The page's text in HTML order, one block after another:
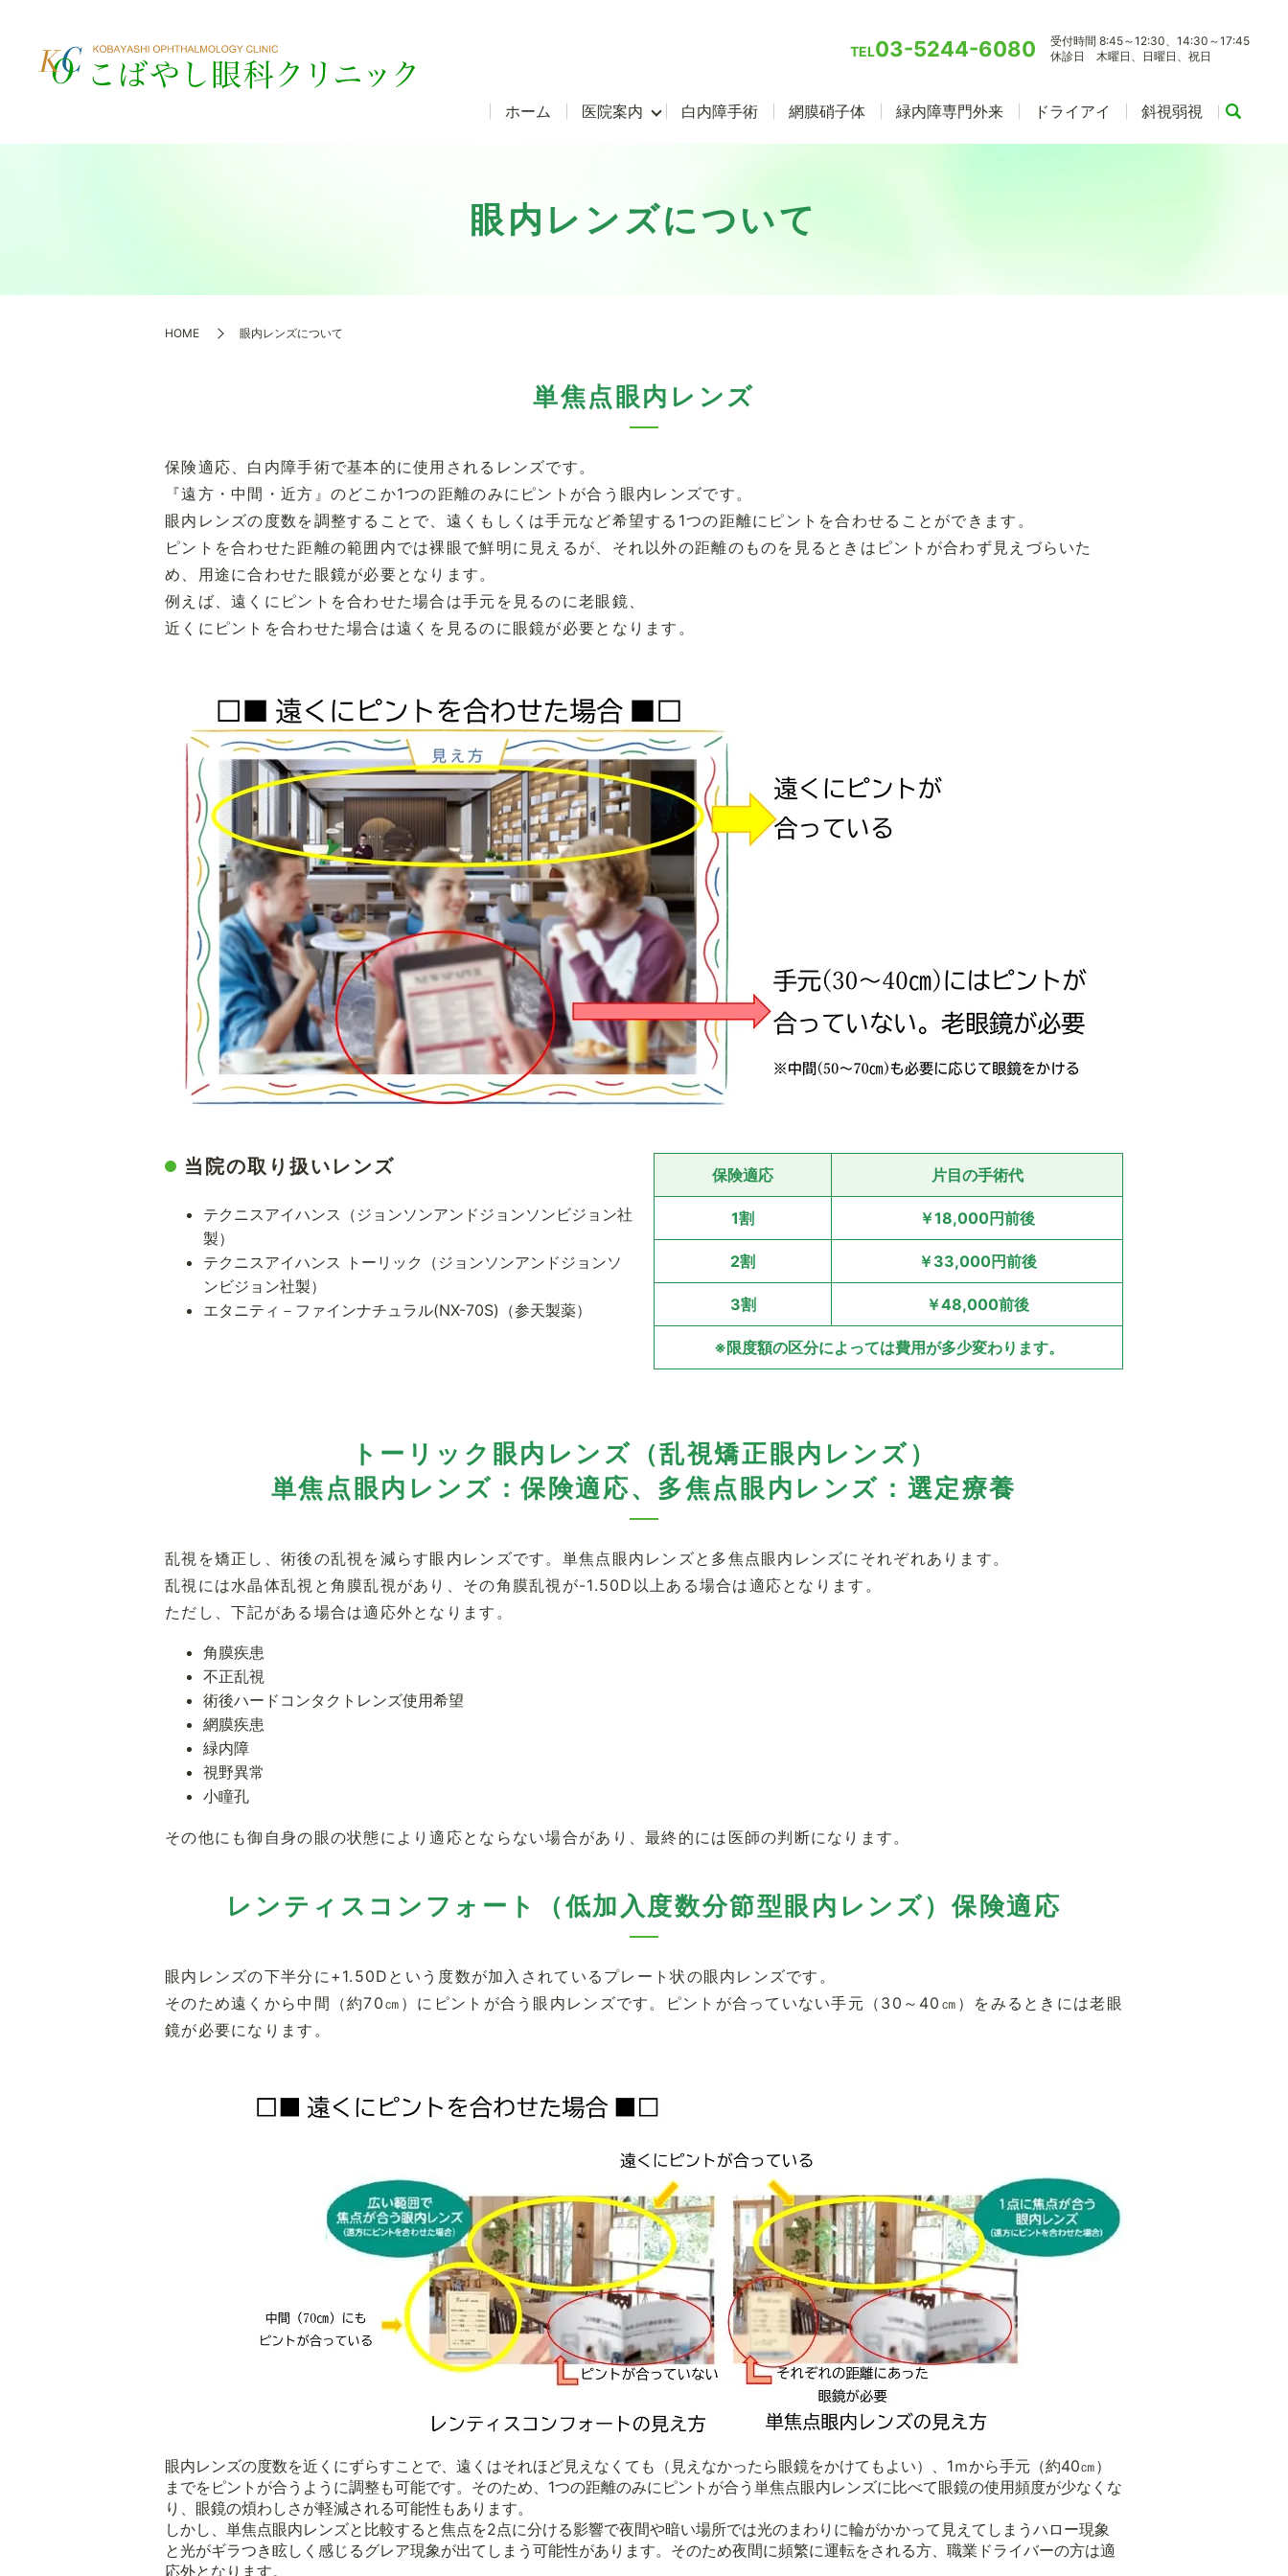
TEL03-5244-6080
受付時間 8:45～12:30、14:30～17:45
休診日 木曜日、日曜日、祝日
ホーム 医院案内 白内障手術 網膜硝子体 緑内障専門外来 ドライアイ 斜視弱視
眼内レンズについて
HOME 眼内レンズについて
単焦点眼内レンズ
保険適応、白内障手術で基本的に使用されるレンズです。
『遠方・中間・近方』のどこか1つの距離のみにピントが合う眼内レンズです。
眼内レンズの度数を調整することで、遠くもしくは手元など希望する1つの距離にピントを合わせることができます。
ピントを合わせた距離の範囲内では裸眼で鮮明に見えるが、それ以外の距離のものを見るときはピントが合わず見えづらいた
め、用途に合わせた眼鏡が必要となります。
例えば、遠くにピントを合わせた場合は手元を見るのに老眼鏡、
近くにピントを合わせた場合は遠くを見るのに眼鏡が必要となります。
当院の取り扱いレンズ
テクニスアイハンス（ジョンソンアンドジョンソンビジョン社
製）
テクニスアイハンス トーリック（ジョンソンアンドジョンソ
ンビジョン社製）
エタニティ－ファインナチュラル(NX-70S)（参天製薬）
保険適応 片目の手術代
1割 ￥18,000円前後
2割 ￥33,000円前後
3割 ￥48,000前後
※限度額の区分によっては費用が多少変わります。
トーリック眼内レンズ（乱視矯正眼内レンズ）
単焦点眼内レンズ：保険適応、多焦点眼内レンズ：選定療養
乱視を矯正し、術後の乱視を減らす眼内レンズです。単焦点眼内レンズと多焦点眼内レンズにそれぞれあります。
乱視には水晶体乱視と角膜乱視があり、その角膜乱視が-1.50D以上ある場合は適応となります。
ただし、下記がある場合は適応外となります。
角膜疾患
不正乱視
術後ハードコンタクトレンズ使用希望
網膜疾患
緑内障
視野異常
小瞳孔
その他にも御自身の眼の状態により適応とならない場合があり、最終的には医師の判断になります。
レンティスコンフォート（低加入度数分節型眼内レンズ）保険適応
眼内レンズの下半分に+1.50Dという度数が加入されているプレート状の眼内レンズです。
そのため遠くから中間（約70㎝）にピントが合う眼内レンズです。ピントが合っていない手元（30～40㎝）をみるときには老眼
鏡が必要になります。
眼内レンズの度数を近くにずらすことで、遠くはそれほど見えなくても（見えなかったら眼鏡をかけてもよい）、1ｍから手元（約40㎝）
までをピントが合うように調整も可能です。そのため、1つの距離のみにピントが合う単焦点眼内レンズに比べて眼鏡の使用頻度が少なくな
り、眼鏡の煩わしさが軽減される可能性もあります。
しかし、単焦点眼内レンズと比較すると焦点を2点に分ける影響で夜間や暗い場所では光のまわりに輪がかかって見えてしまうハロー現象
と光がギラつき眩しく感じるグレア現象が出てしまう可能性があります。そのため夜間に頻繁に運転をされる方、職業ドライバーの方は適
応外となります。